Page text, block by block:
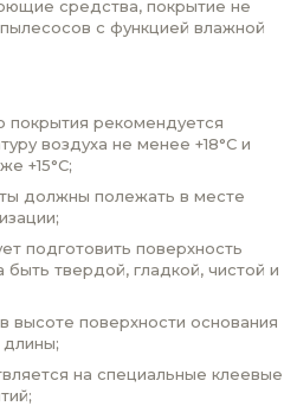
средства, покрытие не
с функцией влажной
покрытия рекомендуется
воздуха не менее +18°С и
+15°С;
должны полежать в месте
подготовить поверхность
твердой, гладкой, чистой и
высоте поверхности основания
на специальные клеевые